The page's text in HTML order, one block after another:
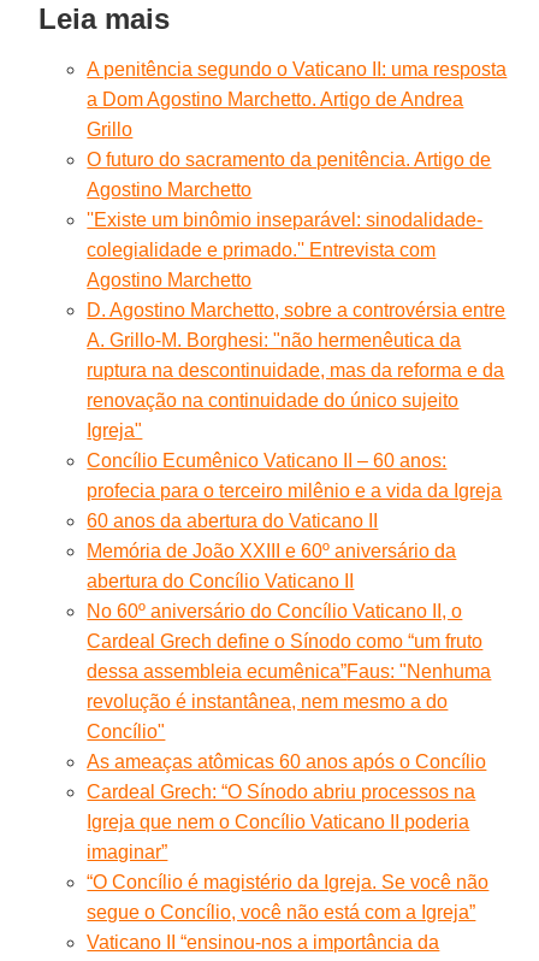
Leia mais
A penitência segundo o Vaticano II: uma resposta
a Dom Agostino Marchetto. Artigo de Andrea
Grillo
O futuro do sacramento da penitência. Artigo de
Agostino Marchetto
''Existe um binômio inseparável: sinodalidade-
colegialidade e primado.'' Entrevista com
Agostino Marchetto
D. Agostino Marchetto, sobre a controvérsia entre
A. Grillo-M. Borghesi: "não hermenêutica da
ruptura na descontinuidade, mas da reforma e da
renovação na continuidade do único sujeito
Igreja"
Concílio Ecumênico Vaticano II – 60 anos:
profecia para o terceiro milênio e a vida da Igreja
60 anos da abertura do Vaticano II
Memória de João XXIII e 60º aniversário da
abertura do Concílio Vaticano II
No 60º aniversário do Concílio Vaticano II, o
Cardeal Grech define o Sínodo como “um fruto
dessa assembleia ecumênica”Faus: "Nenhuma
revolução é instantânea, nem mesmo a do
Concílio"
As ameaças atômicas 60 anos após o Concílio
Cardeal Grech: “O Sínodo abriu processos na
Igreja que nem o Concílio Vaticano II poderia
imaginar”
“O Concílio é magistério da Igreja. Se você não
segue o Concílio, você não está com a Igreja”
Vaticano II “ensinou-nos a importância da